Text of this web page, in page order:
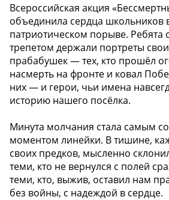
Всероссийская акция
объединила сердца школьников
патриотическом порыве. Ребята
трепетом держали портреты
прабабушек — тех, кто прошёл
насмерть на фронте и ковал
них — и герои, чьи имена
историю нашего посёлка.
Минута молчания стала самым
моментом линейки. В тишине,
своих предков, мысленно
теми, кто не вернулся с полей
теми, кто, выжив, оставил нам
без войны, с надеждой в сердце.